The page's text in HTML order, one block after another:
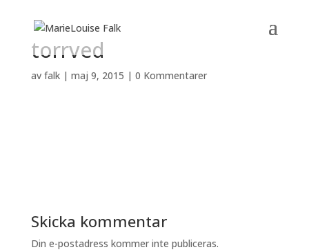
torrved
av falk| maj 9, 2015 | 0 Kommentarer
Skicka kommentar
Din e-postadress kommer inte publiceras.